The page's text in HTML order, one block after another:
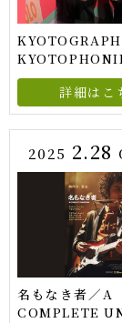
詳細はこ
2025 2.28
名もなき者／A
COMPLETE